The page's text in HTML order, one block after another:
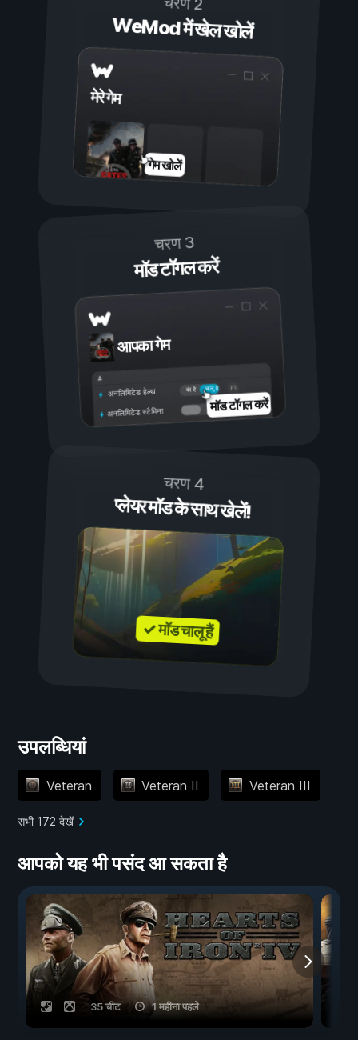
WeMod में खेल खोलें
मेरे गेम
गेम खोलें
चरण 3
मॉड टॉगल करें
आपका गेम
चालू है
बंद है
अनलिमिटेड हेल्थ
अनलिमिटेड स्टैमिना मॉड टॉगल करें
चरण 4
प्लेयर मॉड के साथ खेलें!
✓ मॉड चालू हैं
उपलब्धियां
Veteran Veteran II Veteran III
सभी 172 देखें
आपको यह भी पसंद आ सकता है
35 चीट 1 महीना पहले